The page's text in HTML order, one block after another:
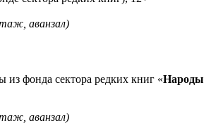
аванзал)
из фонда сектора редких книг «Народы
аванзал)